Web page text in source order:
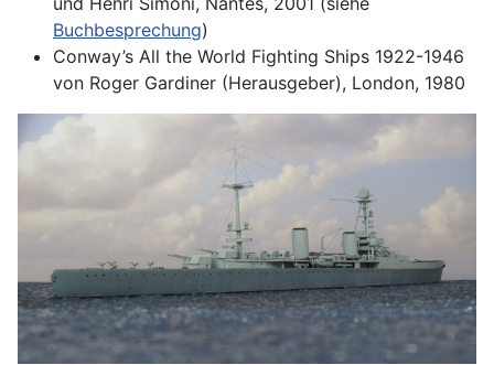
Buchbesprechung)
Conway’s All the World Fighting Ships 1922-1946
von Roger Gardiner (Herausgeber), London, 1980